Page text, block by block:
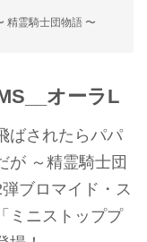
精霊騎士団物語 〜
オーラL
ばされたらパパ
が ～精霊騎士団
ブロマイド・ス
ミニストッププ